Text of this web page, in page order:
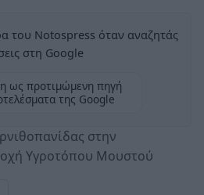
του Notospress όταν αναζητάς
στη Google
ως προτιμώμενη πηγή
της Google
στην
Υγροτόπου Μουστού